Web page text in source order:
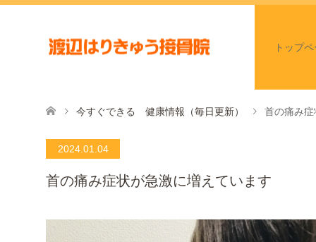
トップ
今すぐできる 健康情報（毎日更新） 首の痛み
2024.01.04
首の痛み症状が急激に増えています